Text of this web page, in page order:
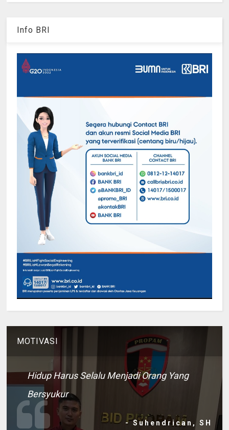
Info BRI
MOTIVASI
Hidup Harus Selalu Menjadi Orang Yang
Bersyukur
- Suhendrican, SH